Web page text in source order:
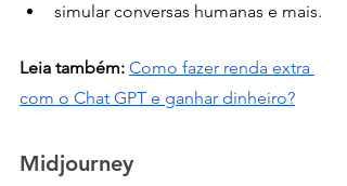
simular conversas humanas e mais.
Leia também: Como fazer renda extra
com o Chat GPT e ganhar dinheiro?
Midjourney